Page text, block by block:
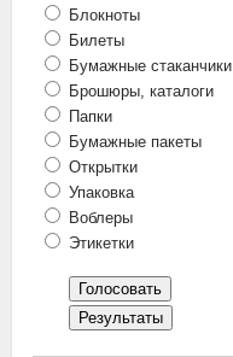
Блокноты
Билеты
Бумажные стаканчики
Брошюры, каталоги
Папки
Бумажные пакеты
Открытки
Упаковка
Воблеры
Этикетки